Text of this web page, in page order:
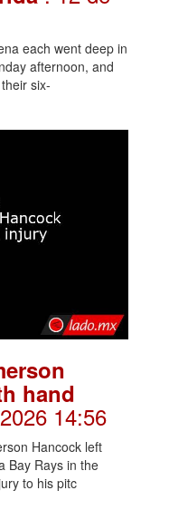
each went deep in
afternoon, and
six-
hand
14:56
Hancock left
Bay Rays in the
to his pitc